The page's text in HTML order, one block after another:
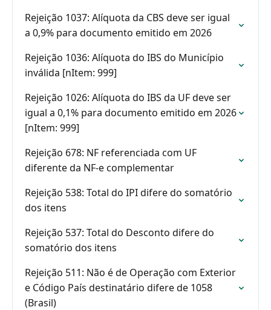
Rejeição 1037: Alíquota da CBS deve ser igual
a 0,9% para documento emitido em 2026
Rejeição 1036: Alíquota do IBS do Município
inválida [nItem: 999]
Rejeição 1026: Alíquota do IBS da UF deve ser
igual a 0,1% para documento emitido em 2026
[nItem: 999]
Rejeição 678: NF referenciada com UF
diferente da NF-e complementar
Rejeição 538: Total do IPI difere do somatório
dos itens
Rejeição 537: Total do Desconto difere do
somatório dos itens
Rejeição 511: Não é de Operação com Exterior
e Código País destinatário difere de 1058
(Brasil)